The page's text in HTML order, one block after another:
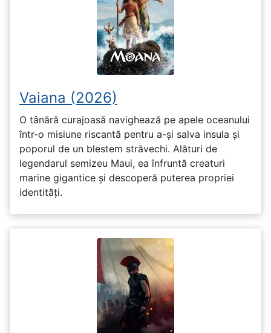
Vaiana (2026)
O tânără curajoasă navighează pe apele oceanului
într-o misiune riscantă pentru a-și salva insula și
poporul de un blestem străvechi. Alături de
legendarul semizeu Maui, ea înfruntă creaturi
marine gigantice și descoperă puterea propriei
identități.